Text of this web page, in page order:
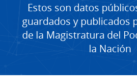
Estos son datos
guardados y publicados
de la Magistratura del
la Nación